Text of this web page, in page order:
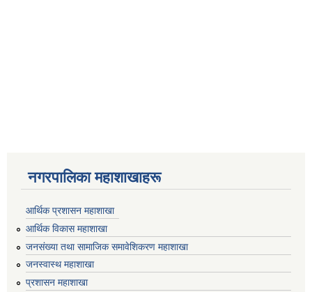
नगरपालिका महाशाखाहरू
आर्थिक प्रशासन महाशाखा
आर्थिक विकास महाशाखा
जनसंख्या तथा सामाजिक समावेशिकरण महाशाखा
जनस्वास्थ महाशाखा
प्रशासन महाशाखा